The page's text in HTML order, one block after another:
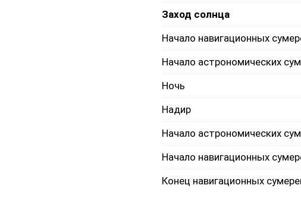
Заход солнца
Начало навигационных
Начало астрономических
Ночь
Надир
Начало астрономических
Начало навигационных
Конец навигационных